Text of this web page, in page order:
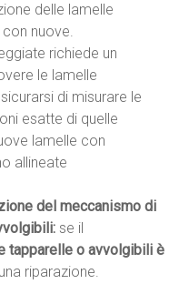
delle lamelle
nuove.
richiede un
le lamelle
di misurare le
esatte di quelle
lamelle con
allineate
del meccanismo di
se il
tapparelle o avvolgibili è
riparazione.